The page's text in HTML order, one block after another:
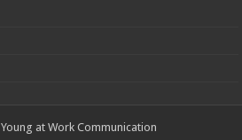
Young at Work Communication